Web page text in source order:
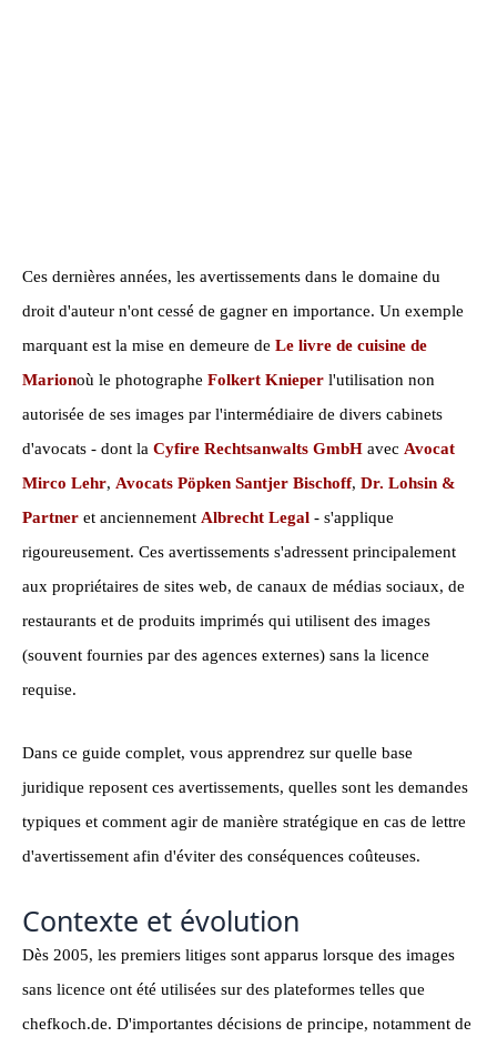
Ces dernières années, les avertissements dans le domaine du
droit d'auteur n'ont cessé de gagner en importance. Un exemple
marquant est la mise en demeure de Le livre de cuisine de
Marionoù le photographe Folkert Knieper l'utilisation non
autorisée de ses images par l'intermédiaire de divers cabinets
d'avocats - dont la Cyfire Rechtsanwalts GmbH avec Avocat
Mirco Lehr, Avocats Pöpken Santjer Bischoff, Dr. Lohsin &
Partner et anciennement Albrecht Legal - s'applique
rigoureusement. Ces avertissements s'adressent principalement
aux propriétaires de sites web, de canaux de médias sociaux, de
restaurants et de produits imprimés qui utilisent des images
(souvent fournies par des agences externes) sans la licence
requise.
Dans ce guide complet, vous apprendrez sur quelle base
juridique reposent ces avertissements, quelles sont les demandes
typiques et comment agir de manière stratégique en cas de lettre
d'avertissement afin d'éviter des conséquences coûteuses.
Contexte et évolution
Dès 2005, les premiers litiges sont apparus lorsque des images
sans licence ont été utilisées sur des plateformes telles que
chefkoch.de. D'importantes décisions de principe, notamment de